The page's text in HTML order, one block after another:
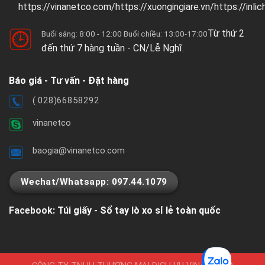
https://vinanetco.com/https://xuongingiare.vn/https://
Buổi sáng: 8:00 - 12:00 Buổi chiều: 13:00-17:00Từ thứ 2
đến thứ 7 hàng tuần - CN/Lễ Nghĩ.
Báo giá - Tư vấn - Đặt hàng
( 028)66858292
vinanetco
baogia@vinanetco.com
Wechat/Whatsapp: 097.44.1079
Facebook: Túi giấy - Sổ tay lò xo sỉ lẻ toàn quốc